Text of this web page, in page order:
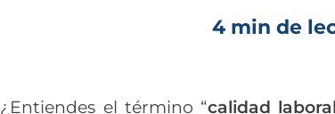
4 min de
¿Entiendes el término “calidad laboral